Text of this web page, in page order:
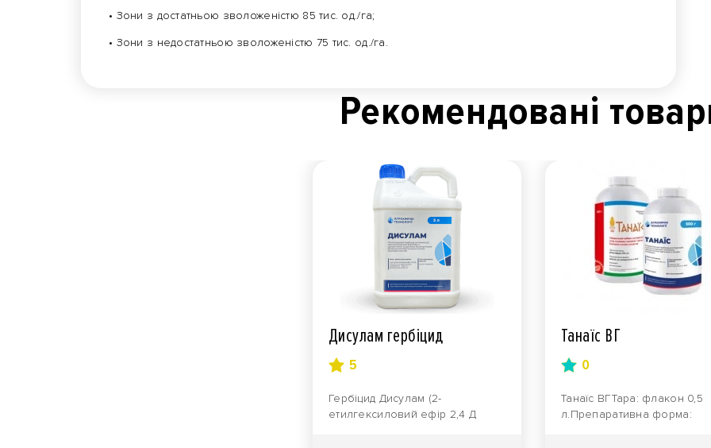
• Зони з достатньою зволоженістю 85 тис. од./га;
• Зони з недостатньою зволоженістю 75 тис. од./га.
Рекомендованi
Дисулам гербіцид
5
Гербіцид Дисулам (2-
етилгексиловий ефір 2,4 Д
Танаїс ВГ
0
Танаїс ВГТара: флакон 0,5
л.Препаративна форма: